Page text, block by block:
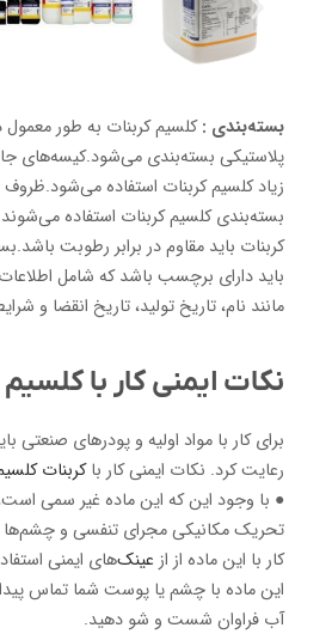
بسته‌بندی :کلسیم کربنات به طور
پلاستیکی بسته‌بندی می‌شود.کیسه‌های
زیاد کلسیم کربنات استفاده می‌شود.ظروف
بسته‌بندی کلسیم کربنات استفاده
کربنات باید مقاوم در برابر رطوبت
باید دارای برچسب باشد که شامل
مانند نام، تاریخ تولید، تاریخ انقضا و
نکات ایمنی کار با
برای کار با مواد اولیه و پودرهای صنعتی
رعایت کرد. نکات ایمنی کار باکربنات
● با وجود این که این ماده غیر سمی
تحریک مکانیکی مجرای تنفسی و چشم‌ها
کار با این ماده از از عینک‌های ایمنی
این ماده با چشم یا پوست شما تماس
آب فراوان شست و شو دهید.